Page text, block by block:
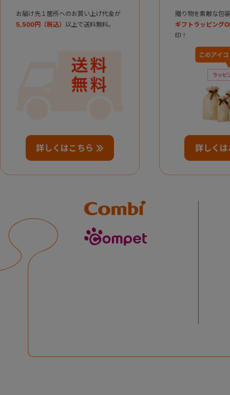
お届け先１箇所へのお買い上げ代金が
5,500円（税込） 以上で送料無料。
詳しくはこちら
贈り物を素敵な包
ギフトラッピング
印！
詳しくは
Combi